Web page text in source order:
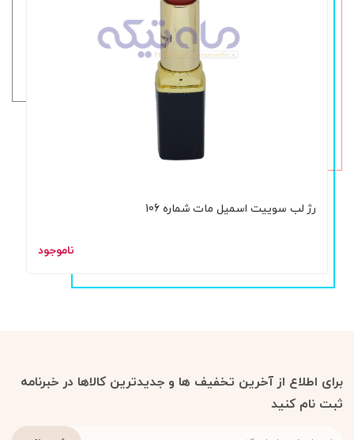
رژ لب سوییت اسمیل مات شماره 106
ناموجود
برای اطلاع از آخرین تخفیف ها و جدیدترین کالاها در خبرنامه
ثبت نام کنید